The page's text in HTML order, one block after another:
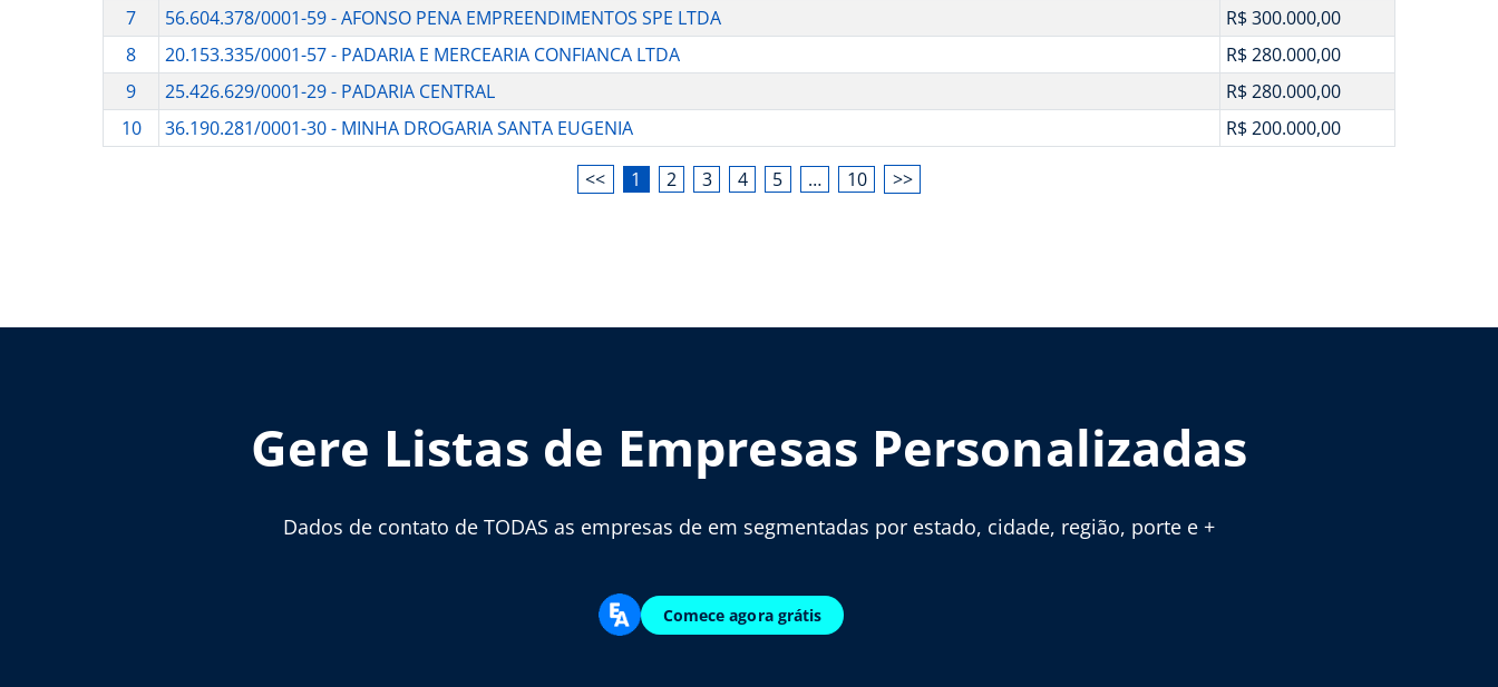
7
56.604.378/0001-59 - AFONSO PENA EMPREENDIMENTOS SPE LTDA
R$ 300.000,00
8
20.153.335/0001-57 - PADARIA E MERCEARIA CONFIANCA LTDA
R$ 280.000,00
9
25.426.629/0001-29 - PADARIA CENTRAL
R$ 280.000,00
10
36.190.281/0001-30 - MINHA DROGARIA SANTA EUGENIA R$ 200.000,00
<< 1 2 3 4 5 … 10 >>
Gere Listas de Empresas Personalizadas
Dados de contato de TODAS as empresas de em segmentadas por estado, cidade, região, porte e +
Comece agora grátis